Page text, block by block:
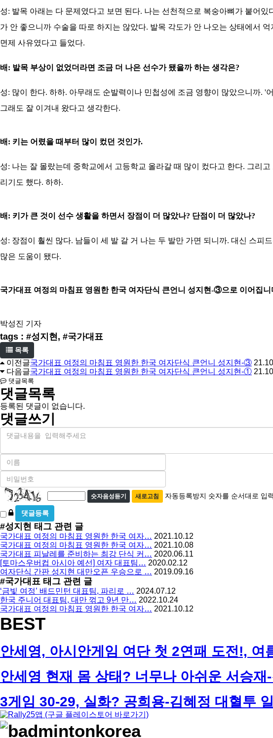
성: 발목 아래는 다 문제였다고 보면 된다. 나는 선천적으로 복숭아뼈가 붙어
가 안 좋으니까 수술을 따로 하지는 않았다. 발목 각도가 안 나오는 상태에서
면제 사유였다고 들었다.
배: 발목 부상이 없었더라면 조금 더 나은 선수가 됐을까 하는 생각은?
성: 많이 한다. 하하. 아무래도 순발력이나 민첩성에 조금 영향이 많았으니까.
그래도 잘 이겨내 왔다고 생각한다.
배: 키는 어렸을 때부터 많이 컸던 것인가.
성: 나는 잘 몰랐는데 중학교에서 고등학교 올라갈 때 많이 컸다고 한다. 그리
리기도 했다. 하하.
배: 키가 큰 것이 선수 생활을 하면서 장점이 더 많았나? 단점이 더 많았나?
성: 장점이 훨씬 많다. 남들이 세 발 갈 거 나는 두 발만 가면 되니까. 대신 스
많은 도움이 됐다.
국가대표 여정의 마침표 영원한 한국 여자단식 큰언니 성지현-③으로 이어집니
박성진 기자
tags : #성지현, #국가대표
목록
이전글국가대표 여정의 마침표 영원한 한국 여자단식 큰언니 성지현-③
다음글국가대표 여정의 마침표 영원한 한국 여자단식 큰언니 성지현-①
댓글목록
댓글목록
등록된 댓글이 없습니다.
댓글쓰기
내
이
필
수
비
밀
번
호
필
수
자
동
등
록
방
지
숫자음성듣기 새로고침 자동등록방지 숫자를 순서대로 입
비
밀
글
사
용
#성지현 태그 관련 글
국가대표 여정의 마침표 영원한 한국 여자… 2021.10.12
국가대표 여정의 마침표 영원한 한국 여자… 2021.10.08
국가대표 피날레를 준비하는 최강 단식 커… 2020.06.11
[토마스우버컵 아시아 예선] 여자 대표팀… 2020.02.12
여자단식 간판 성지현 대만오픈 우승으로 … 2019.09.16
#국가대표 태그 관련 글
‘금빛 여정’ 배드민턴 대표팀, 파리로 … 2024.07.12
한국 주니어 대표팀, 대만 꺾고 9년 만… 2022.10.24
국가대표 여정의 마침표 영원한 한국 여자… 2021.10.12
BEST
안세영, 아시안게임 여단 첫 2연패 도전!, 여
안세영 현재 몸 상태? 너무나 아쉬운 서승재
3게임 30-29, 실화? 공희용-김혜정 대혈투